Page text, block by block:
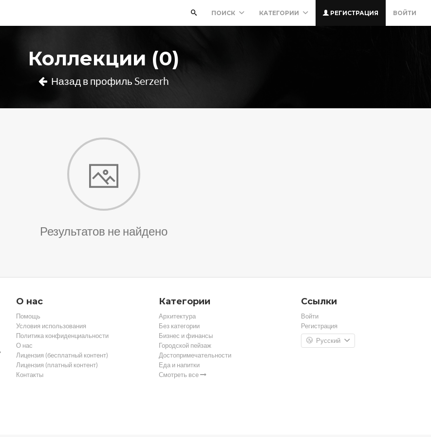
ПОИСК КАТЕГОРИИ РЕГИСТРАЦИЯ ВОЙТИ
Коллекции (0)
Назад в профиль Serzerh
Результатов не найдено
О нас
Помощь
Условия использования
Политика конфиденциальности
О нас
Лицензия (бесплатный контент)
Лицензия (платный контент)
Контакты
Категории
Архитектура
Без категории
Бизнес и финансы
Городской пейзаж
Достопримечательности
Еда и напитки
Смотреть все
Ссылки
Войти
Регистрация
Русский